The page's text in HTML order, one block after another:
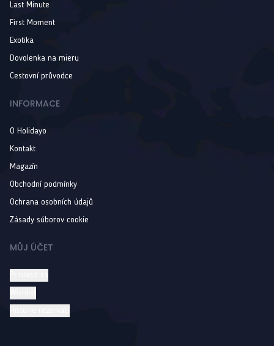
Last Minute
First Moment
Exotika
Dovolenka na mieru
Cestovní průvodce
INFORMACE
O Holidayo
Kontakt
Magazín
Obchodní podmínky
Ochrana osobních údajů
Zásady súborov cookie
MŮJ ÚČET